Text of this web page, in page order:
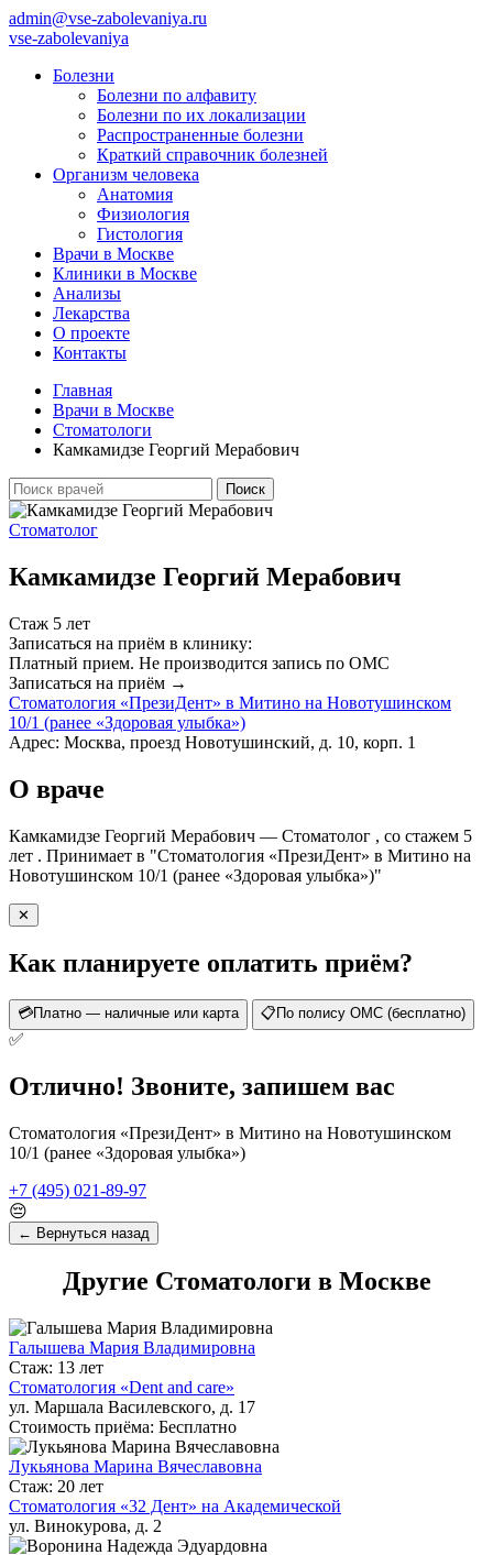
admin@vse-zabolevaniya.ru
vse-zabolevaniya
Болезни
Болезни по алфавиту
Болезни по их локализации
Распространенные болезни
Краткий справочник болезней
Организм человека
Анатомия
Физиология
Гистология
Врачи в Москве
Клиники в Москве
Анализы
Лекарства
О проекте
Контакты
Главная
Врачи в Москве
Стоматологи
Камкамидзе Георгий Мерабович
Стоматолог
Камкамидзе Георгий Мерабович
Стаж 5 лет
Записаться на приём в клинику:
Платный прием. Не производится запись по ОМС
Записаться на приём →
Стоматология «ПрезиДент» в Митино на Новотушинском
10/1 (ранее «Здоровая улыбка»)
Адрес: Москва, проезд Новотушинский, д. 10, корп. 1
О враче
Камкамидзе Георгий Мерабович — Стоматолог , со стажем 5
лет . Принимает в "Стоматология «ПрезиДент» в Митино на
Новотушинском 10/1 (ранее «Здоровая улыбка»)"
✕
Как планируете оплатить приём?
💳Платно — наличные или карта 📋 По полису ОМС (бесплатно)
✅
Отлично! Звоните, запишем вас
Стоматология «ПрезиДент» в Митино на Новотушинском
10/1 (ранее «Здоровая улыбка»)
+7 (495) 021-89-97
😔
← Вернуться назад
Другие Стоматологи в Москве
Галышева Мария Владимировна
Стаж: 13 лет
Стоматология «Dent and care»
ул. Маршала Василевского, д. 17
Стоимость приёма: Бесплатно
Лукьянова Марина Вячеславовна
Стаж: 20 лет
Стоматология «32 Дент» на Академической
ул. Винокурова, д. 2